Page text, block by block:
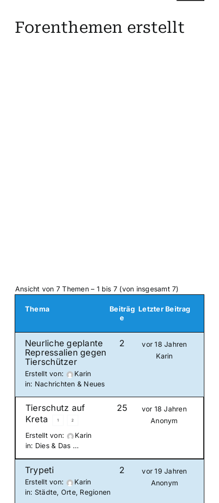
Suche
nach:
Forenthemen erstellt
Ansicht von 7 Themen – 1 bis 7 (von insgesamt 7)
Thema
Beiträg
e
Letzter Beitrag
Neurliche geplante
Repressalien gegen
Tierschützer
Erstellt von:
Karin
in: Nachrichten & Neues
2
vor 18 Jahren
Karin
Tierschutz auf
Kreta
1 2
Erstellt von:
Karin
in: Dies & Das …
25
vor 18 Jahren
Anonym
Trypeti
Erstellt von:
Karin
in: Städte, Orte, Regionen
2
vor 19 Jahren
Anonym